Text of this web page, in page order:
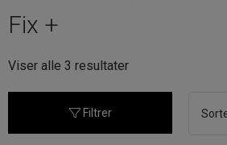
Fix +
Viser alle 3 resultaterSortert
Filtrer